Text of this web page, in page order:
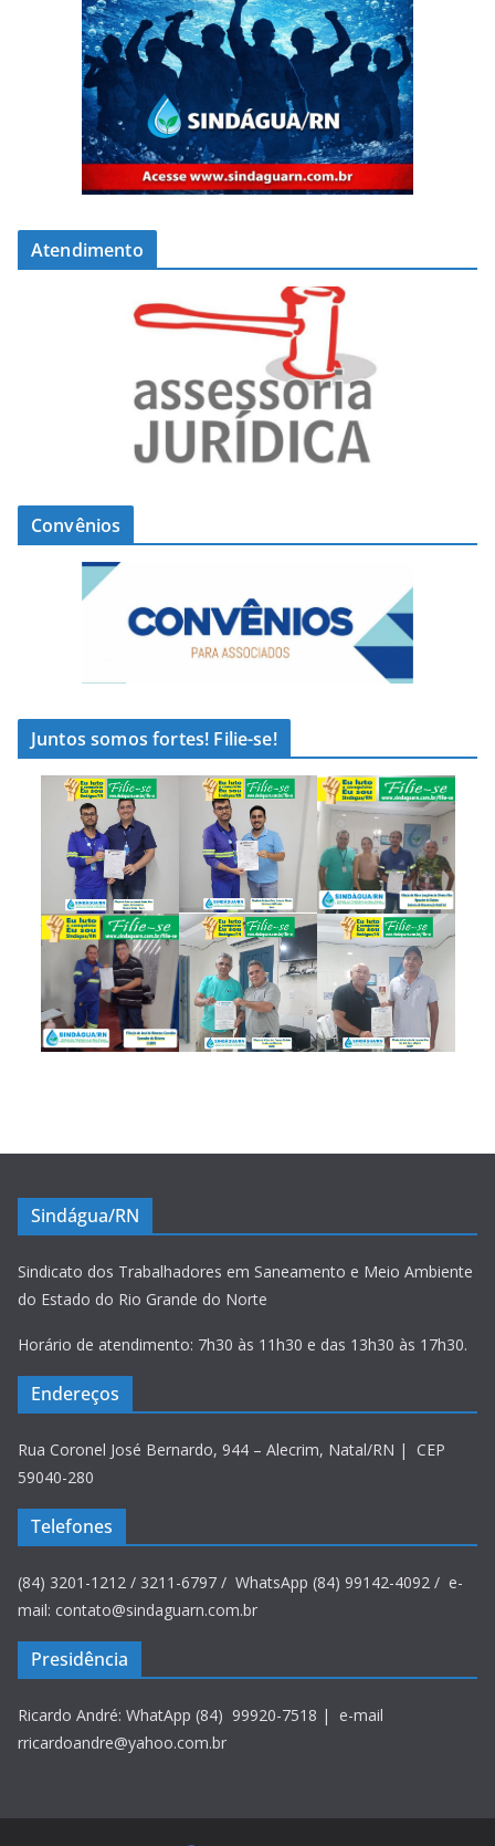
Atendimento
Convênios
Juntos somos fortes! Filie-se!
Sindágua/RN
Sindicato dos Trabalhadores em Saneamento e Meio Ambiente
do Estado do Rio Grande do Norte
Horário de atendimento: 7h30 às 11h30 e das 13h30 às 17h30.
Endereços
Rua Coronel José Bernardo, 944 – Alecrim, Natal/RN | CEP
59040-280
Telefones
(84) 3201-1212 / 3211-6797 / WhatsApp (84) 99142-4092 / e-
mail: contato@sindaguarn.com.br
Presidência
Ricardo André: WhatApp (84) 99920-7518 | e-mail
rricardoandre@yahoo.com.br